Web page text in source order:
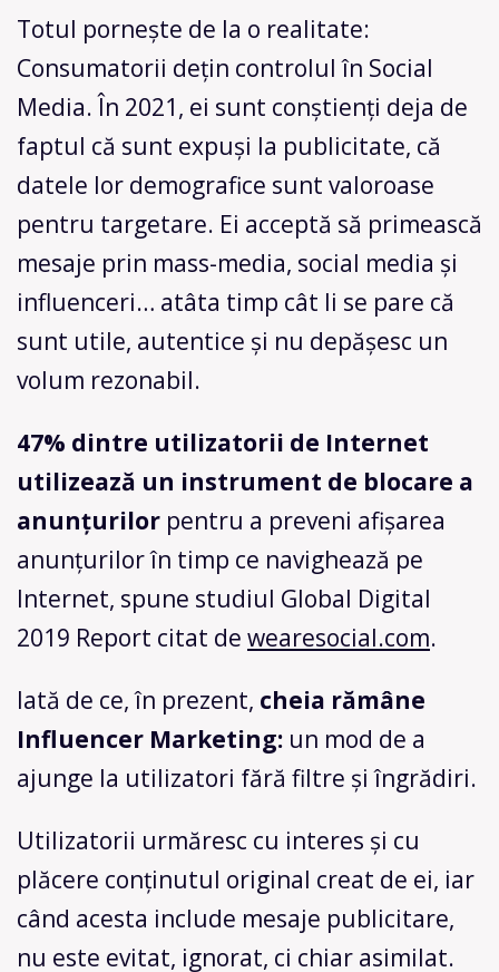
Totul pornește de la o realitate:
Consumatorii dețin controlul în Social
Media. În 2021, ei sunt conștienți deja de
faptul că sunt expuși la publicitate, că
datele lor demografice sunt valoroase
pentru targetare. Ei acceptă să primească
mesaje prin mass-media, social media și
influenceri… atâta timp cât li se pare că
sunt utile, autentice și nu depășesc un
volum rezonabil.
47% dintre utilizatorii de Internet
utilizează un instrument de blocare a
anunțurilor pentru a preveni afișarea
anunțurilor în timp ce navighează pe
Internet, spune studiul Global Digital
2019 Report citat de wearesocial.com.
Iată de ce, în prezent, cheia rămâne
Influencer Marketing: un mod de a
ajunge la utilizatori fără filtre și îngrădiri.
Utilizatorii urmăresc cu interes și cu
plăcere conținutul original creat de ei, iar
când acesta include mesaje publicitare,
nu este evitat, ignorat, ci chiar asimilat.